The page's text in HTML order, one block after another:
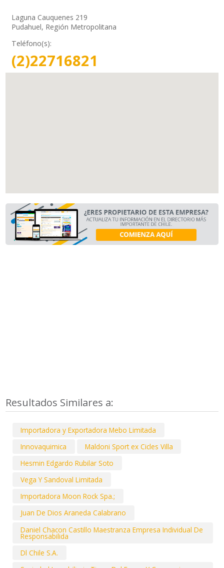
Laguna Cauquenes 219
Pudahuel, Región Metropolitana
Teléfono(s):
(2)22716821
Resultados Similares a:
Importadora y Exportadora Mebo Limitada
Innovaquimica
Maldoni Sport ex Cicles Villa
Hesmin Edgardo Rubilar Soto
Vega Y Sandoval Limitada
Importadora Moon Rock Spa.;
Juan De Dios Araneda Calabrano
Daniel Chacon Castillo Maestranza Empresa Individual De
Responsabilida
Dl Chile S.A.